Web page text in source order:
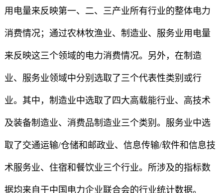
用电量来反映第一、二、三产业所有行业的整体电力
消费情况；通过农林牧渔业、制造业、服务业用电量
来反映这三个领域的电力消费情况。另外，在制造
业、服务业领域中分别选取了三个代表性类别或行
业。其中，制造业中选取了四大高载能行业、高技术
及装备制造业、消费品制造业三个类别。服务业中选
取了交通运输/仓储和邮政业、信息传输/软件和信息技
术服务业、住宿和餐饮业三个行业。所涉及的指标数
据均来自于中国电力企业联合会的行业统计数据。